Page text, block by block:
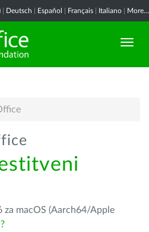
Deutsch Español Français Italiano More...
za macOS (Aarch64/Apple